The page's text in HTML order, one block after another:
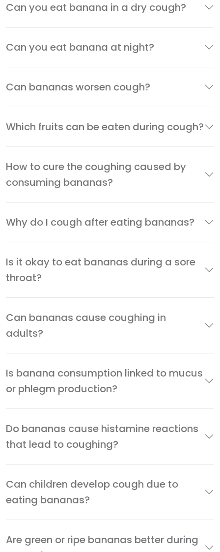
Can you eat banana in a dry cough?
Can you eat banana at night?
Can bananas worsen cough?
Which fruits can be eaten during cough?
How to cure the coughing caused by
consuming bananas?
Why do I cough after eating bananas?
Is it okay to eat bananas during a sore
throat?
Can bananas cause coughing in
adults?
Is banana consumption linked to mucus
or phlegm production?
Do bananas cause histamine reactions
that lead to coughing?
Can children develop cough due to
eating bananas?
Are green or ripe bananas better during